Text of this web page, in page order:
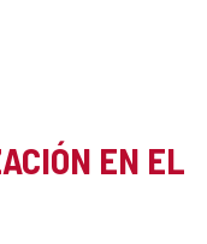
EN EL